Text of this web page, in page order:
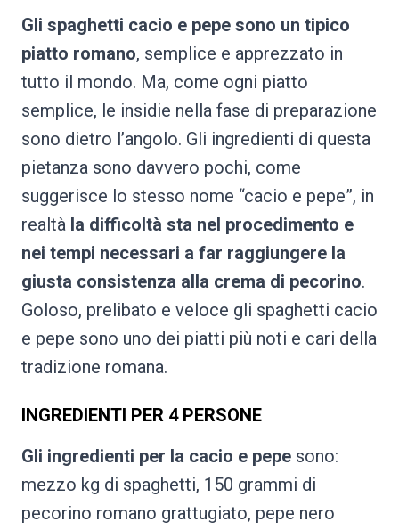
Gli spaghetti cacio e pepe sono un tipico
piatto romano, semplice e apprezzato in
tutto il mondo. Ma, come ogni piatto
semplice, le insidie nella fase di preparazione
sono dietro l’angolo. Gli ingredienti di questa
pietanza sono davvero pochi, come
suggerisce lo stesso nome “cacio e pepe”, in
realtà la difficoltà sta nel procedimento e
nei tempi necessari a far raggiungere la
giusta consistenza alla crema di pecorino.
Goloso, prelibato e veloce gli spaghetti cacio
e pepe sono uno dei piatti più noti e cari della
tradizione romana.
INGREDIENTI PER 4 PERSONE
Gli ingredienti per la cacio e pepe sono:
mezzo kg di spaghetti, 150 grammi di
pecorino romano grattugiato, pepe nero